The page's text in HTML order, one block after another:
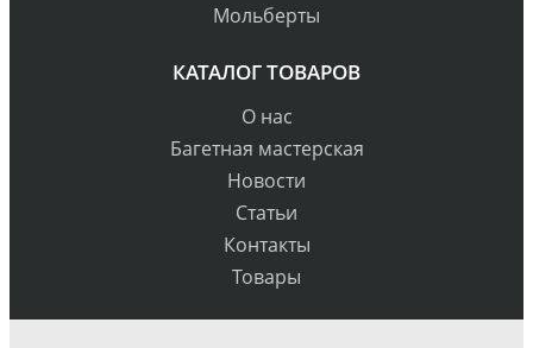
Мольберты
КАТАЛОГ ТОВАРОВ
О нас
Багетная мастерская
Новости
Статьи
Контакты
Товары